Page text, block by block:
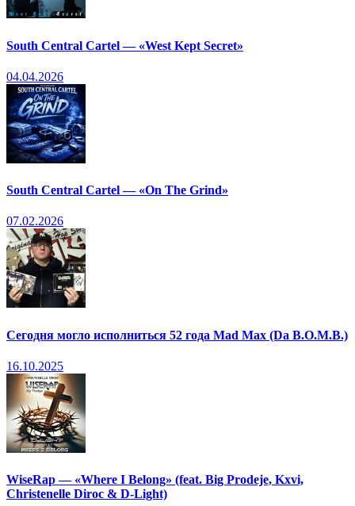
South Central Cartel — «West Kept Secret»
04.04.2026
South Central Cartel — «On The Grind»
07.02.2026
Сегодня могло исполниться 52 года Mad Max (Da B.O.M.B.)
16.10.2025
WiseRap — «Where I Belong» (feat. Big Prodeje, Kxvi,
Christenelle Diroc & D-Light)